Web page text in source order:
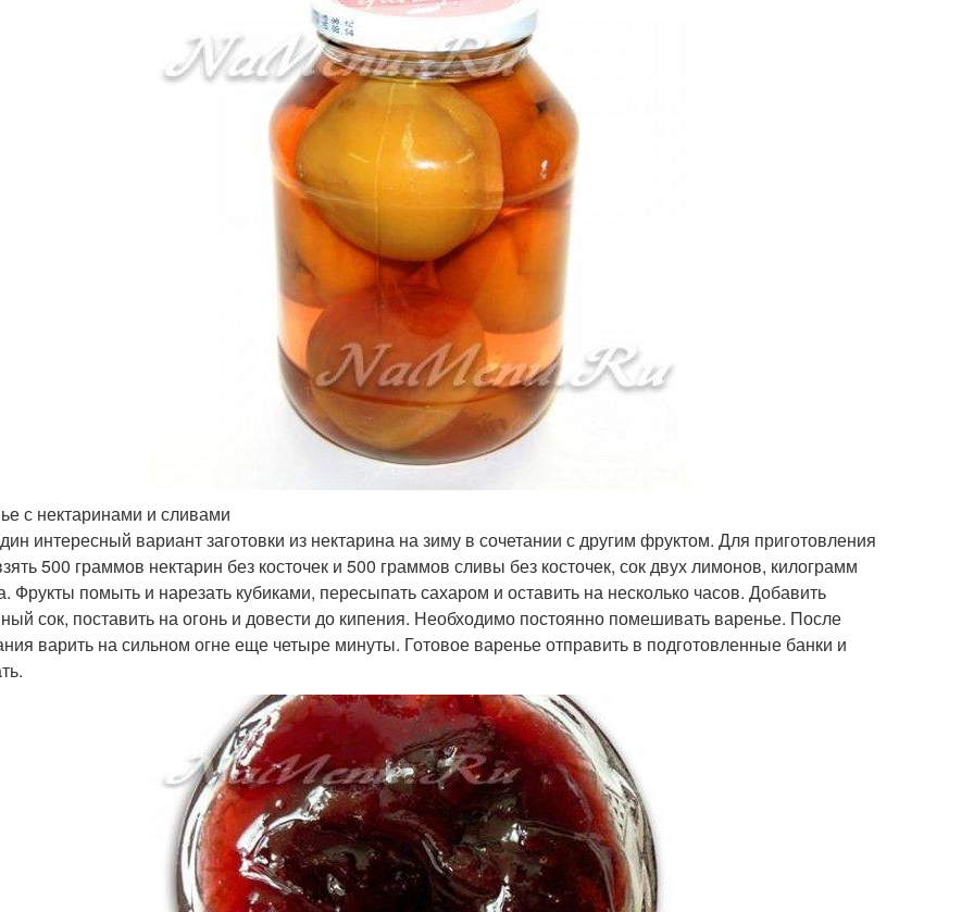
с нектаринами и сливами
интересный вариант заготовки из нектарина на зиму в сочетании с другим фруктом. Для приготовления
500 граммов нектарин без косточек и 500 граммов сливы без косточек, сок двух лимонов, килограмм
Фрукты помыть и нарезать кубиками, пересыпать сахаром и оставить на несколько часов. Добавить
сок, поставить на огонь и довести до кипения. Необходимо постоянно помешивать варенье. После
варить на сильном огне еще четыре минуты. Готовое варенье отправить в подготовленные банки и